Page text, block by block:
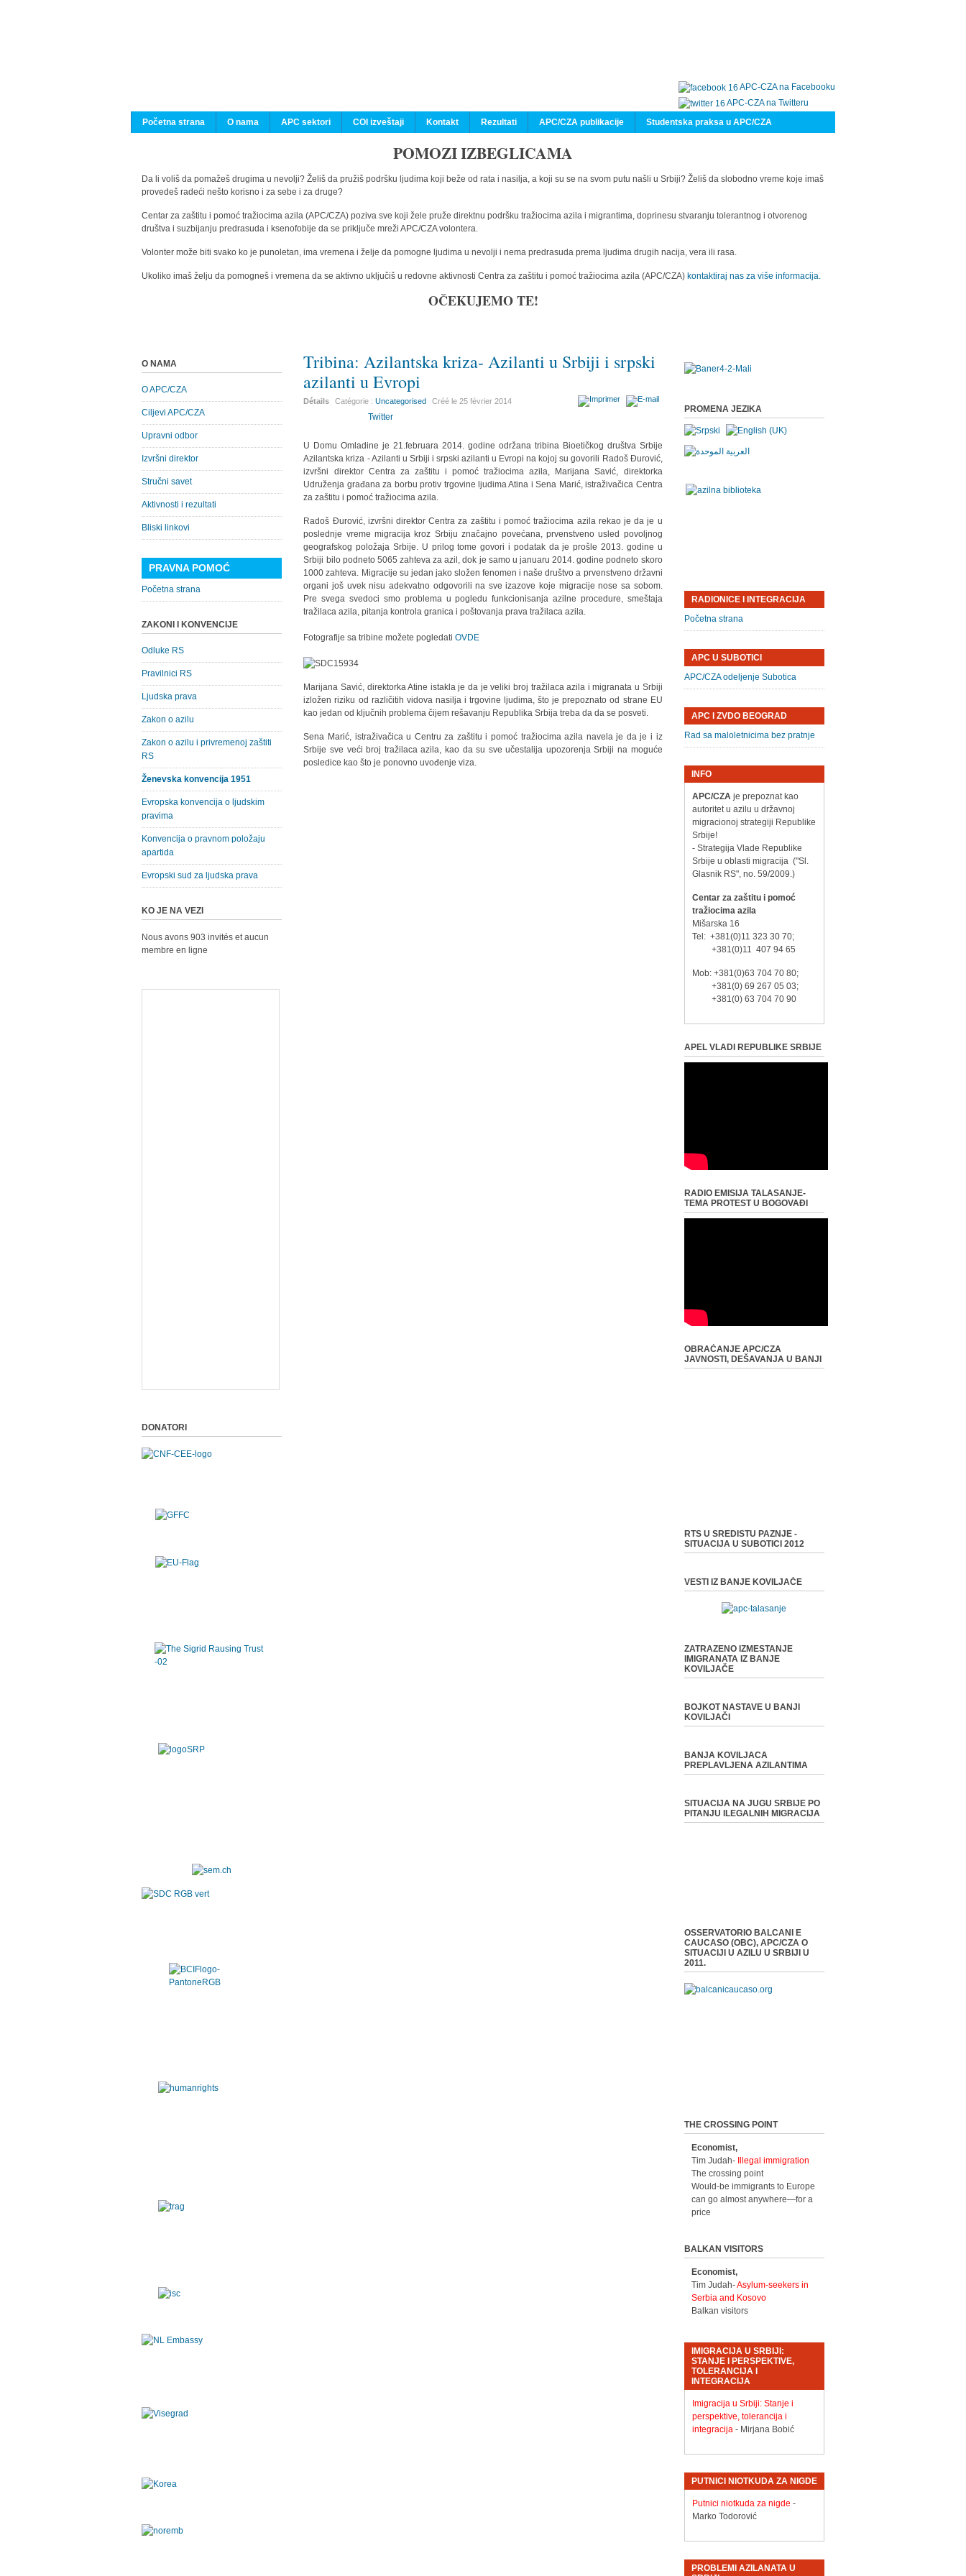
APC-CZA na Facebooku
APC-CZA na Twitteru
Početna strana
O nama APC sektori COI izveštaji Kontakt Rezultati APC/CZA publikacije Studentska praksa u APC/CZA
POMOZI IZBEGLICAMA
Da li voliš da pomažeš drugima u nevolji? Želiš da pružiš podršku ljudima koji beže od rata i nasilja, a koji su se na svom putu našli u Srbiji? Želiš da slobodno vreme koje imaš
provedeš radeći nešto korisno i za sebe i za druge?
Centar za zaštitu i pomoć tražiocima azila (APC/CZA) poziva sve koji žele pruže direktnu podršku tražiocima azila i migrantima, doprinesu stvaranju tolerantnog i otvorenog
društva i suzbijanju predrasuda i ksenofobije da se priključe mreži APC/CZA volontera.
Volonter može biti svako ko je punoletan, ima vremena i želje da pomogne ljudima u nevolji i nema predrasuda prema ljudima drugih nacija, vera ili rasa.
Ukoliko imaš želju da pomogneš i vremena da se aktivno uključiš u redovne aktivnosti Centra za zaštitu i pomoć tražiocima azila (APC/CZA) kontaktiraj nas za više informacija.
OČEKUJEMO TE!
Tribina: Azilantska kriza- Azilanti u Srbiji i srpski
azilanti u Evropi
Détails Catégorie :Uncategorised Créé le25 février 2014
Twitter
U Domu Omladine je 21.februara 2014. godine održana tribina Bioetičkog društva Srbije
Azilantska kriza - Azilanti u Srbiji i srpski azilanti u Evropi na kojoj su govorili Radoš Đurović,
izvršni direktor Centra za zaštitu i pomoć tražiocima azila, Marijana Savić, direktorka
Udruženja građana za borbu protiv trgovine ljudima Atina i Sena Marić, istraživačica Centra
za zaštitu i pomoć tražiocima azila.
Radoš Đurović, izvršni direktor Centra za zaštitu i pomoć tražiocima azila rekao je da je u
poslednje vreme migracija kroz Srbiju značajno povećana, prvenstveno usled povoljnog
geografskog položaja Srbije. U prilog tome govori i podatak da je prošle 2013. godine u
Srbiji bilo podneto 5065 zahteva za azil, dok je samo u januaru 2014. godine podneto skoro
1000 zahteva. Migracije su jedan jako složen fenomen i naše društvo a prvenstveno državni
organi još uvek nisu adekvatno odgovorili na sve izazove koje migracije nose sa sobom.
Pre svega svedoci smo problema u pogledu funkcionisanja azilne procedure, smeštaja
tražilaca azila, pitanja kontrola granica i poštovanja prava tražilaca azila.
Fotografije sa tribine možete pogledatiOVDE
Marijana Savić, direktorka Atine istakla je da je veliki broj tražilaca azila i migranata u Srbiji
izložen riziku od različitih vidova nasilja i trgovine ljudima, što je prepoznato od strane EU
kao jedan od ključnih problema čijem rešavanju Republika Srbija treba da da se posveti.
Sena Marić, istraživačica u Centru za zaštitu i pomoć tražiocima azila navela je da je i iz
Srbije sve veći broj tražilaca azila, kao da su sve učestalija upozorenja Srbiji na moguće
posledice kao što je ponovno uvođenje viza.
O NAMA
O APC/CZA
Ciljevi APC/CZA
Upravni odbor
Izvršni direktor
Stručni savet
Aktivnosti i rezultati
Bliski linkovi
PRAVNA POMOĆ
Početna strana
ZAKONI I KONVENCIJE
Odluke RS
Pravilnici RS
Ljudska prava
Zakon o azilu
Zakon o azilu i privremenoj zaštiti
RS
Ženevska konvencija 1951
Evropska konvencija o ljudskim
pravima
Konvencija o pravnom položaju
apartida
Evropski sud za ljudska prava
KO JE NA VEZI
Nous avons 903 invités et aucun
membre en ligne
DONATORI
PROMENA JEZIKA
RADIONICE I INTEGRACIJA
Početna strana
APC U SUBOTICI
APC/CZA odeljenje Subotica
APC I ZVDO BEOGRAD
Rad sa maloletnicima bez pratnje
INFO
APC/CZAje prepoznat kao
autoritet u azilu u državnoj
migracionoj strategiji Republike
Srbije!
- Strategija Vlade Republike
Srbije u oblasti migracija ("Sl.
Glasnik RS", no. 59/2009.)
Centar za zaštitu i pomoć
tražiocima azila
Mišarska 16
Tel: +381(0)11 323 30 70;
+381(0)11 407 94 65
Mob: +381(0)63 704 70 80;
+381(0) 69 267 05 03;
+381(0) 63 704 70 90
APEL VLADI REPUBLIKE SRBIJE
RADIO EMISIJA TALASANJE-
TEMA PROTEST U BOGOVAĐI
OBRAĆANJE APC/CZA
JAVNOSTI, DEŠAVANJA U BANJI
RTS U SREDISTU PAZNJE -
SITUACIJA U SUBOTICI 2012
VESTI IZ BANJE KOVILJAČE
ZATRAZENO IZMESTANJE
IMIGRANATA IZ BANJE
KOVILJAČE
BOJKOT NASTAVE U BANJI
KOVILJAČI
BANJA KOVILJACA
PREPLAVLJENA AZILANTIMA
SITUACIJA NA JUGU SRBIJE PO
PITANJU ILEGALNIH MIGRACIJA
OSSERVATORIO BALCANI E
CAUCASO (OBC), APC/CZA O
SITUACIJI U AZILU U SRBIJI U
2011.
THE CROSSING POINT
Economist,
Tim Judah-
Illegal immigration
The crossing point
Would-be immigrants to Europe
can go almost anywhere—for a
price
BALKAN VISITORS
Economist,
Tim Judah-Asylum-seekers in
Serbia and Kosovo
Balkan visitors
IMIGRACIJA U SRBIJI:
STANJE I PERSPEKTIVE,
TOLERANCIJA I
INTEGRACIJA
Imigracija u Srbiji: Stanje i
perspektive, tolerancija i
integracija- Mirjana Bobić
PUTNICI NIOTKUDA ZA NIGDE
Putnici niotkuda za nigde -
Marko Todorović
PROBLEMI AZILANATA U